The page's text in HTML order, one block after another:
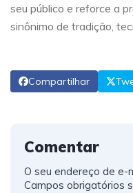
seu público e reforce a
sinônimo de tradição,
Compartilhar
Comentar
O seu endereço de e-
Campos obrigatórios